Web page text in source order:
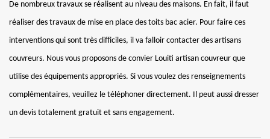
De nombreux travaux se réalisent au niveau des maisons. En fait, il faut
réaliser des travaux de mise en place des toits bac acier. Pour faire ces
interventions qui sont très difficiles, il va falloir contacter des artisans
couvreurs. Nous vous proposons de convier Louiti artisan couvreur que
utilise des équipements appropriés. Si vous voulez des renseignements
complémentaires, veuillez le téléphoner directement. Il peut aussi dresser
un devis totalement gratuit et sans engagement.